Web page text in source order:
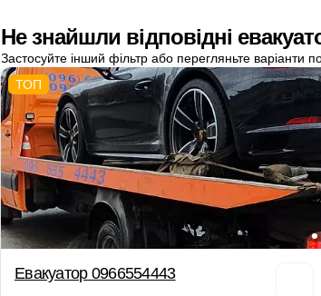
Не знайшли відповідні
Застосуйте інший фільтр або перегляньте варіанти
Евакуатор 0966554443